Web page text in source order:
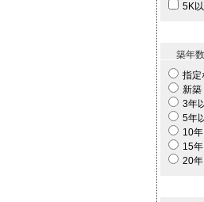
5K
築年数
指定
新築
3年
5年
10
15
20